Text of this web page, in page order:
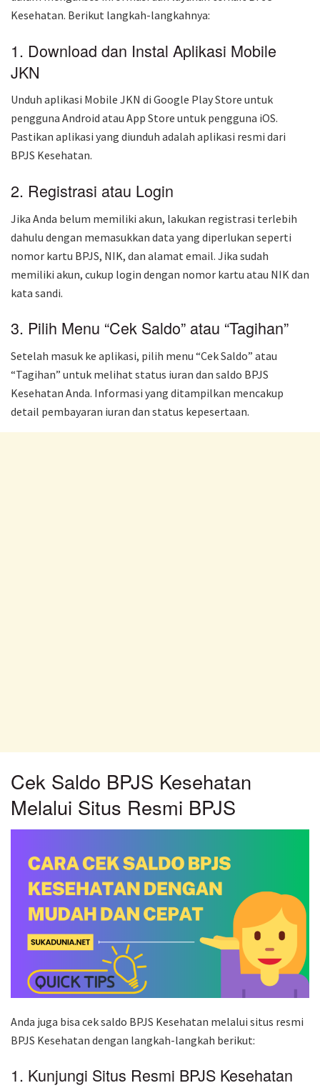
Kesehatan. Berikut langkah-langkahnya:
1. Download dan Instal Aplikasi Mobile
JKN
Unduh aplikasi Mobile JKN di Google Play Store untuk
pengguna Android atau App Store untuk pengguna iOS.
Pastikan aplikasi yang diunduh adalah aplikasi resmi dari
BPJS Kesehatan.
2. Registrasi atau Login
Jika Anda belum memiliki akun, lakukan registrasi terlebih
dahulu dengan memasukkan data yang diperlukan seperti
nomor kartu BPJS, NIK, dan alamat email. Jika sudah
memiliki akun, cukup login dengan nomor kartu atau NIK dan
kata sandi.
3. Pilih Menu “Cek Saldo” atau “Tagihan”
Setelah masuk ke aplikasi, pilih menu “Cek Saldo” atau
“Tagihan” untuk melihat status iuran dan saldo BPJS
Kesehatan Anda. Informasi yang ditampilkan mencakup
detail pembayaran iuran dan status kepesertaan.
Cek Saldo BPJS Kesehatan
Melalui Situs Resmi BPJS
Anda juga bisa cek saldo BPJS Kesehatan melalui situs resmi
BPJS Kesehatan dengan langkah-langkah berikut:
1. Kunjungi Situs Resmi BPJS Kesehatan